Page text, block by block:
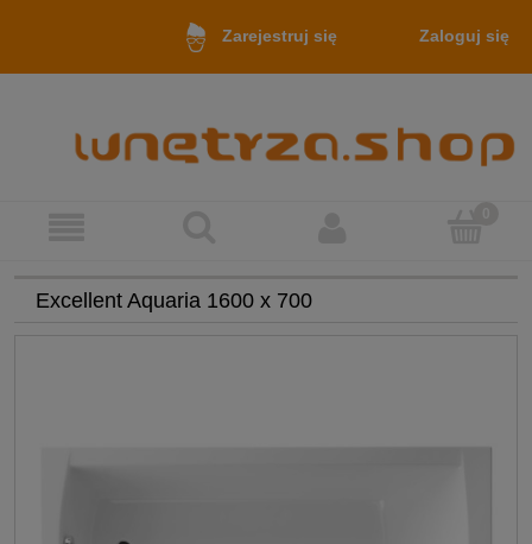
Zarejestruj się Zaloguj się
Excellent Aquaria 1600 x 700